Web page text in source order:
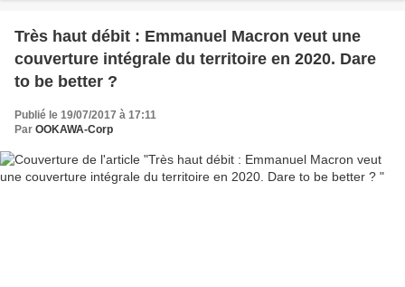
Très haut débit : Emmanuel Macron veut une
couverture intégrale du territoire en 2020. Dare
to be better ?
Publié le 19/07/2017 à 17:11
Par OOKAWA-Corp